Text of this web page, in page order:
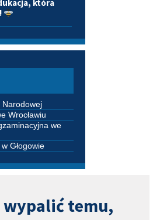
która
Narodowej
Wrocławiu
we
Głogowie
wypalić temu,